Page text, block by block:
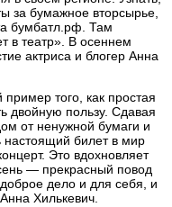
за бумажное вторсырье,
бумбатл.рф. Там
в театр». В осеннем
актриса и блогер Анна
того, как простая
двойную пользу. Сдавая
от ненужной бумаги и
билет в мир
Это вдохновляет
— прекрасный повод
дело и для себя, и
Хилькевич.